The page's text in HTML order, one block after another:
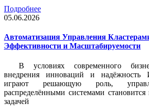
Подробнее
05.06.2026
Автоматизация Управления
Эффективности и Масштабируемости
В условиях современного
внедрения инноваций и надёжность
играют решающую роль,
распределёнными системами
задачей